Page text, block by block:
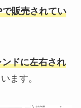
で販売されてい
ンドに左右され
ます。